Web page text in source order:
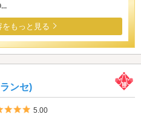
をもっと見る
ンセ)
5つ星のうち5
5.00